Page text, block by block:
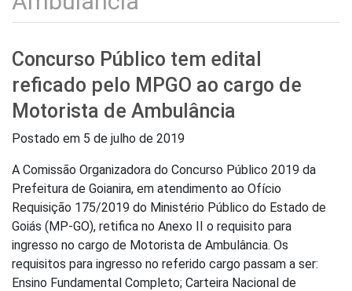
Concurso Público tem edital
reficado pelo MPGO ao cargo de
Motorista de Ambulância
Postado em 5 de julho de 2019
A Comissão Organizadora do Concurso Público 2019 da
Prefeitura de Goianira, em atendimento ao Ofício
Requisição 175/2019 do Ministério Público do Estado de
Goiás (MP-GO), retifica no Anexo II o requisito para
ingresso no cargo de Motorista de Ambulância. Os
requisitos para ingresso no referido cargo passam a ser:
Ensino Fundamental Completo; Carteira Nacional de